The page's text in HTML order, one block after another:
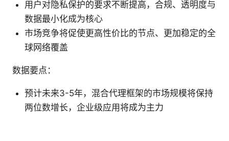
用户对隐私保护的要求不断提高，合规、透明度与
数据最小化成为核心
市场竞争将促使更高性价比的节点、更加稳定的全
球网络覆盖
数据要点：
预计未来3-5年，混合代理框架的市场规模将保持
两位数增长，企业级应用将成为主力